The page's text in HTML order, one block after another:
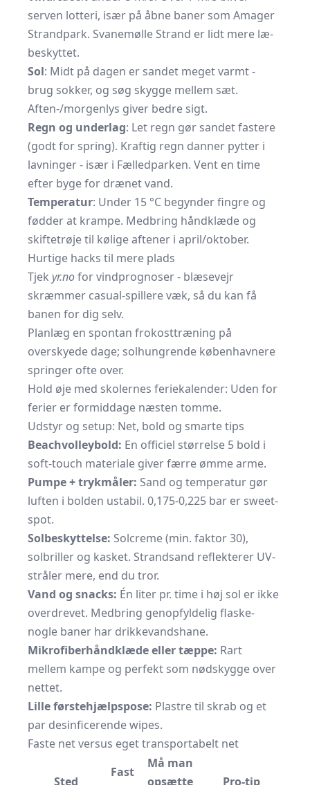
serven lotteri, især på åbne baner som Amager
Strandpark. Svanemølle Strand er lidt mere læ-
beskyttet.
Sol: Midt på dagen er sandet meget varmt -
brug sokker, og søg skygge mellem sæt.
Aften-/morgenlys giver bedre sigt.
Regn og underlag: Let regn gør sandet fastere
(godt for spring). Kraftig regn danner pytter i
lavninger - især i Fælledparken. Vent en time
efter byge for drænet vand.
Temperatur: Under 15 °C begynder fingre og
fødder at krampe. Medbring håndklæde og
skiftetrøje til kølige aftener i april/oktober.
Hurtige hacks til mere plads
Tjek yr.nofor vindprognoser - blæsevejr
skræmmer casual-spillere væk, så du kan få
banen for dig selv.
Planlæg en spontan frokosttræning på
overskyede dage; solhungrende københavnere
springer ofte over.
Hold øje med skolernes feriekalender: Uden for
ferier er formiddage næsten tomme.
Udstyr og setup: Net, bold og smarte tips
Beachvolleybold: En officiel størrelse 5 bold i
soft-touch materiale giver færre ømme arme.
Pumpe + trykmåler: Sand og temperatur gør
luften i bolden ustabil. 0,175-0,225 bar er sweet-
spot.
Solbeskyttelse: Solcreme (min. faktor 30),
solbriller og kasket. Strandsand reflekterer UV-
stråler mere, end du tror.
Vand og snacks: Én liter pr. time i høj sol er ikke
overdrevet. Medbring genopfyldelig flaske-
nogle baner har drikkevandshane.
Mikrofiberhåndklæde eller tæppe: Rart
mellem kampe og perfekt som nødskygge over
nettet.
Lille førstehjælpspose: Plastre til skrab og et
par desinficerende wipes.
Faste net versus eget transportabelt net
Sted
Fast
Må man
opsætte
Pro-tip